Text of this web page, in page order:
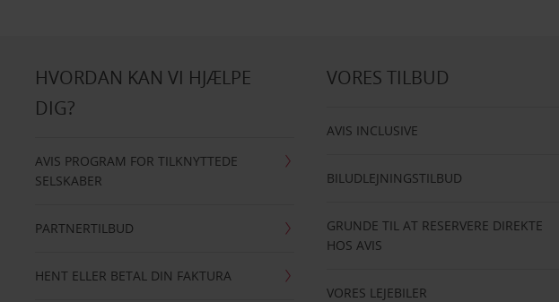
HVORDAN KAN VI HJÆLPE
DIG?
AVIS PROGRAM FOR TILKNYTTEDE
SELSKABER
PARTNERTILBUD
HENT ELLER BETAL DIN FAKTURA
VORES TILBUD
AVIS INCLUSIVE
BILUDLEJNINGSTILBUD
GRUNDE TIL AT RESERVERE DIREKTE
HOS AVIS
VORES LEJEBILER